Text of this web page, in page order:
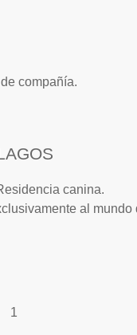
compañía.
canina.
al mundo
1